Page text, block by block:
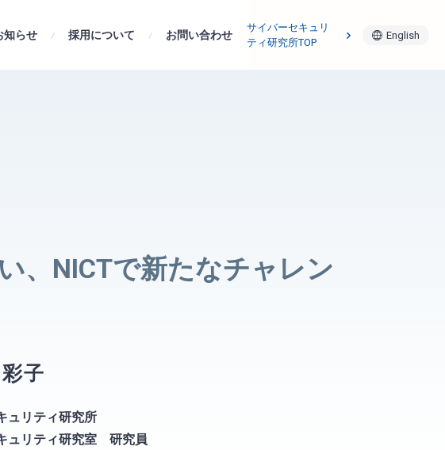
ーム インフラチーム
知らせ 採用について お問い合わせ
サイバーセキュリ
ティ研究所TOP
English
、NICTで新たなチャレン
子
ュリティ研究所
ュリティ研究室 研究員